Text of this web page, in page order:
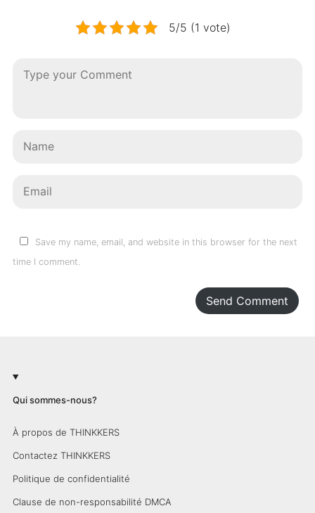
5/5 (1 vote)
Save my name, email, and website in this browser for the next
time I comment.
Send Comment
Qui sommes-nous?
À propos de THINKKERS
Contactez THINKKERS
Politique de confidentialité
Clause de non-responsabilité DMCA